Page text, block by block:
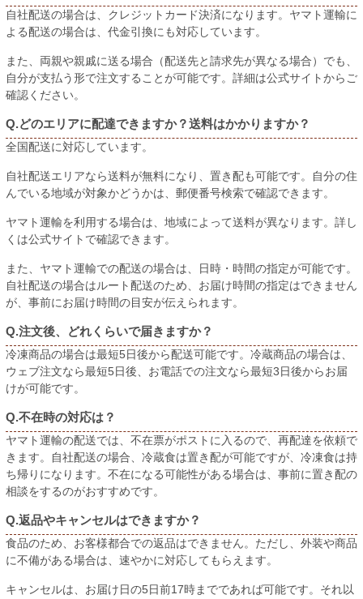
自社配送の場合は、クレジットカード決済になります。ヤマト運輸に
よる配送の場合は、代金引換にも対応しています。
また、両親や親戚に送る場合（配送先と請求先が異なる場合）でも、
自分が支払う形で注文することが可能です。詳細は公式サイトからご
確認ください。
Q.どのエリアに配達できますか？送料はかかりますか？
全国配送に対応しています。
自社配送エリアなら送料が無料になり、置き配も可能です。自分の住
んでいる地域が対象かどうかは、郵便番号検索で確認できます。
ヤマト運輸を利用する場合は、地域によって送料が異なります。詳し
くは公式サイトで確認できます。
また、ヤマト運輸での配送の場合は、日時・時間の指定が可能です。
自社配送の場合はルート配送のため、お届け時間の指定はできません
が、事前にお届け時間の目安が伝えられます。
Q.注文後、どれくらいで届きますか？
冷凍商品の場合は最短5日後から配送可能です。冷蔵商品の場合は、
ウェブ注文なら最短5日後、お電話での注文なら最短3日後からお届
けが可能です。
Q.不在時の対応は？
ヤマト運輸の配送では、不在票がポストに入るので、再配達を依頼で
きます。自社配送の場合、冷蔵食は置き配が可能ですが、冷凍食は持
ち帰りになります。不在になる可能性がある場合は、事前に置き配の
相談をするのがおすすめです。
Q.返品やキャンセルはできますか？
食品のため、お客様都合での返品はできません。ただし、外装や商品
に不備がある場合は、速やかに対応してもらえます。
キャンセルは、お届け日の5日前17時までであれば可能です。それ以